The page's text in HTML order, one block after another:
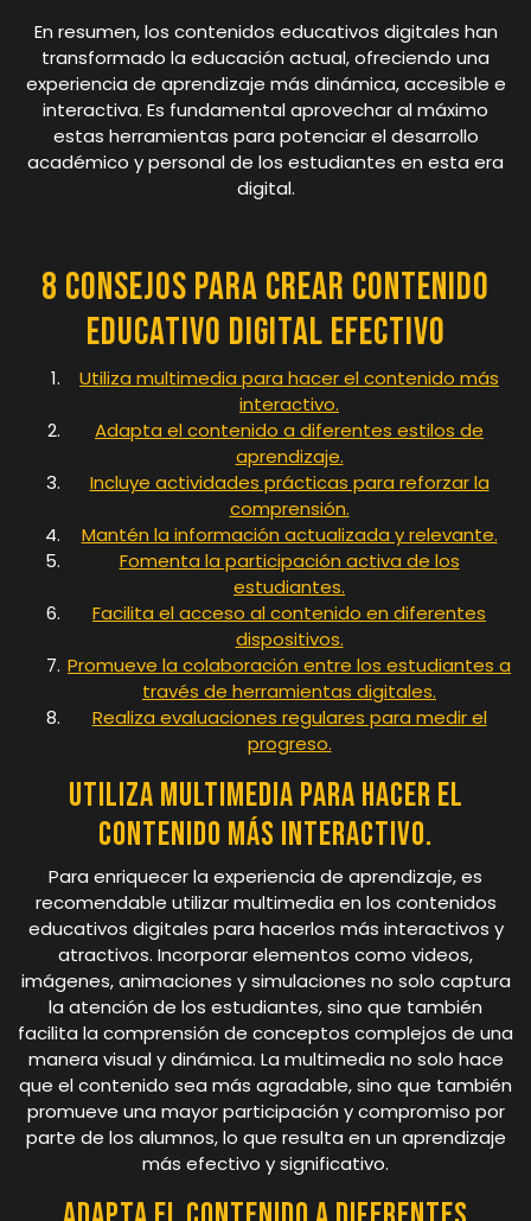
En resumen, los contenidos educativos digitales han
transformado la educación actual, ofreciendo una
experiencia de aprendizaje más dinámica, accesible e
interactiva. Es fundamental aprovechar al máximo
estas herramientas para potenciar el desarrollo
académico y personal de los estudiantes en esta era
digital.
8 Consejos para Crear Contenido
Educativo Digital Efectivo
Utiliza multimedia para hacer el contenido más
interactivo.
Adapta el contenido a diferentes estilos de
aprendizaje.
Incluye actividades prácticas para reforzar la
comprensión.
Mantén la información actualizada y relevante.
Fomenta la participación activa de los
estudiantes.
Facilita el acceso al contenido en diferentes
dispositivos.
Promueve la colaboración entre los estudiantes a
través de herramientas digitales.
Realiza evaluaciones regulares para medir el
progreso.
Utiliza multimedia para hacer el
contenido más interactivo.
Para enriquecer la experiencia de aprendizaje, es
recomendable utilizar multimedia en los contenidos
educativos digitales para hacerlos más interactivos y
atractivos. Incorporar elementos como videos,
imágenes, animaciones y simulaciones no solo captura
la atención de los estudiantes, sino que también
facilita la comprensión de conceptos complejos de una
manera visual y dinámica. La multimedia no solo hace
que el contenido sea más agradable, sino que también
promueve una mayor participación y compromiso por
parte de los alumnos, lo que resulta en un aprendizaje
más efectivo y significativo.